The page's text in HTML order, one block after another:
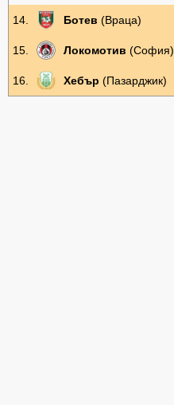
14. Ботев (Враца)
15. Локомотив (София)
16. Хебър (Пазарджик)